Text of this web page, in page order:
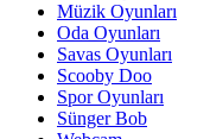
Müzik Oyunları
Oda Oyunları
Savas Oyunları
Scooby Doo
Spor Oyunları
Sünger Bob